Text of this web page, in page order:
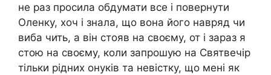
не раз просила обдумати все і повернути
Оленку, хоч і знала, що вона його навряд чи
виба чить, а він стояв на своєму, от і зараз я
стою на своєму, коли запрошую на Святвечір
тільки рідних онуків та невістку, що мені як